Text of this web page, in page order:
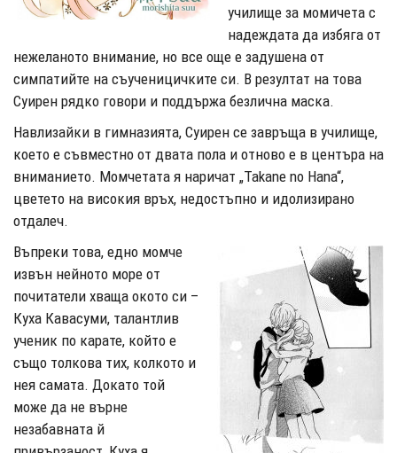
училище за момичета с
надеждата да избяга от
нежеланото внимание, но все още е задушена от
симпатийте на съученицичките си. В резултат на това
Суирен рядко говори и поддържа безлична маска.
Навлизайки в гимназията, Суирен се завръща в училище,
което е съвместно от двата пола и отново е в центъра на
вниманието. Момчетата я наричат ​​„Takane no Hana“,
цветето на високия връх, недостъпно и идолизирано
отдалеч.
Въпреки това, едно момче
извън нейното море от
почитатели хваща окото си –
Куха Кавасуми, талантлив
ученик по карате, който е
също толкова тих, колкото и
нея самата. Докато той
може да не върне
незабавната й